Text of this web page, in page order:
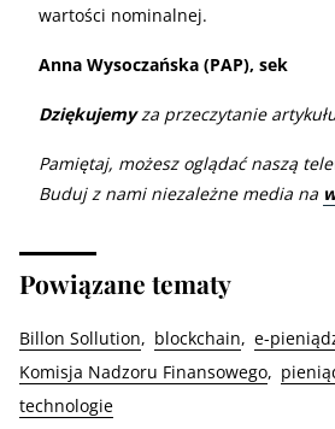
wartości nominalnej.
Anna Wysoczańska (PAP), sek
Dziękujemyza przeczytanie
Pamiętaj, możesz oglądać naszą
Buduj z nami niezależne media na
Powiązane tematy
Billon Sollution blockchain e-
Komisja Nadzoru Finansowego
technologie